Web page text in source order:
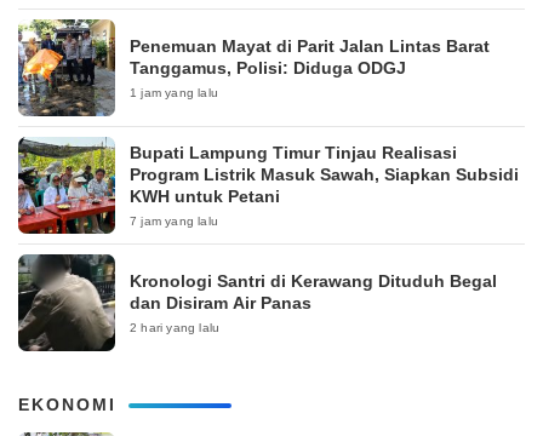
Penemuan Mayat di Parit Jalan Lintas Barat
Tanggamus, Polisi: Diduga ODGJ
1 jam yang lalu
Bupati Lampung Timur Tinjau Realisasi
Program Listrik Masuk Sawah, Siapkan Subsidi
KWH untuk Petani
7 jam yang lalu
Kronologi Santri di Kerawang Dituduh Begal
dan Disiram Air Panas
2 hari yang lalu
EKONOMI